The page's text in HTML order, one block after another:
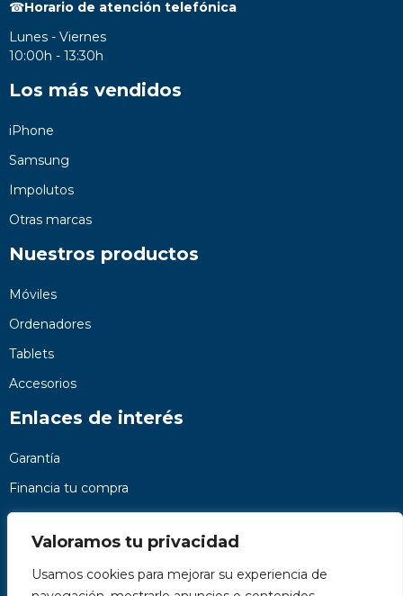
Valoramos tu privacidad
Usamos cookies para mejorar su experiencia de
☎Horario de atención telefónica
Lunes - Viernes
10:00h - 13:30h
Los más vendidos
iPhone
Samsung
Impolutos
Otras marcas
Nuestros productos
Móviles
Ordenadores
Tablets
Accesorios
Enlaces de interés
Garantía
Financia tu compra
Preguntas frecuentes
Nosotros
Contacto